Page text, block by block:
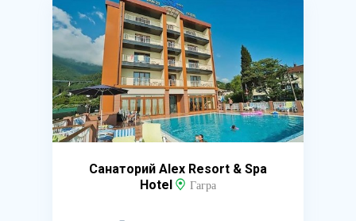
Санаторий Alex Resort & Spa
Hotel
Гагра